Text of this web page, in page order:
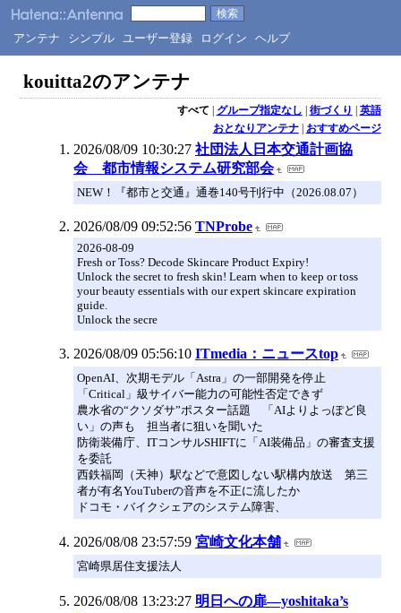
アンテナ シンプル ユーザー登録 ログイン ヘルプ
kouitta2のアンテナ
すべて | グループ指定なし | 街づくり | 英語
おとなりアンテナ| おすすめページ
2026/08/09 10:30:27 社団法人日本交通計画協
会 都市情報システム研究部会
NEW！『都市と交通』通巻140号刊行中（2026.08.07）
2026/08/09 09:52:56 TNProbe
2026-08-09
Fresh or Toss? Decode Skincare Product Expiry!
Unlock the secret to fresh skin! Learn when to keep or toss
your beauty essentials with our expert skincare expiration
guide.
Unlock the secre
2026/08/09 05:56:10 ITmedia：ニュースtop
OpenAI、次期モデル「Astra」の一部開発を停止
「Critical」級サイバー能力の可能性否定できず
農水省の“クソダサ”ポスター話題 「AIよりよっぽど良
い」の声も 担当者に狙いを聞いた
防衛装備庁、ITコンサルSHIFTに「AI装備品」の審査支援
を委託
西鉄福岡（天神）駅などで意図しない駅構内放送 第三
者が有名YouTuberの音声を不正に流したか
ドコモ・バイクシェアのシステム障害、
2026/08/08 23:57:59 宮崎文化本舗
宮崎県居住支援法人
2026/08/08 13:23:27 明日への扉―yoshitaka’s